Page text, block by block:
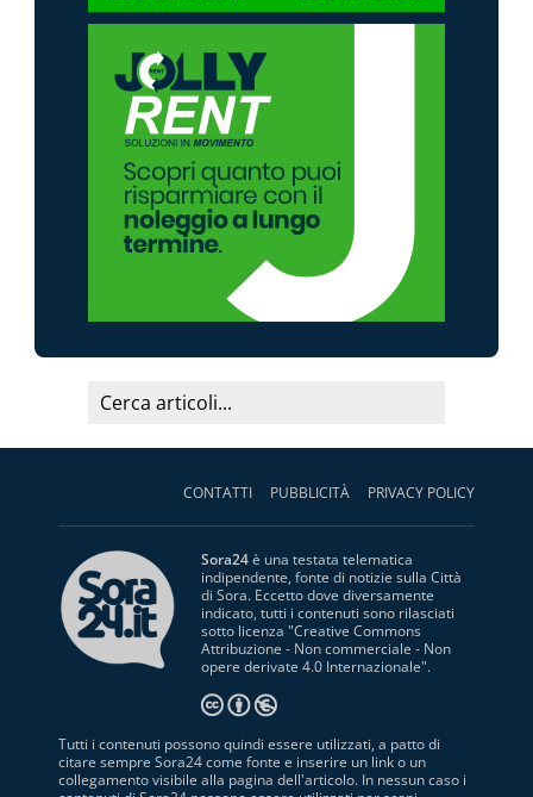
CONTATTI PUBBLICITÀ PRIVACY POLICY
Sora24è una testata telematica
indipendente, fonte di notizie sulla Città
di Sora. Eccetto dove diversamente
indicato, tutti i contenuti sono rilasciati
sotto licenza "Creative Commons
Attribuzione - Non commerciale - Non
opere derivate 4.0 Internazionale".
Tutti i contenuti possono quindi essere utilizzati, a patto di
citare sempre Sora24 come fonte e inserire un link o un
collegamento visibile alla pagina dell'articolo. In nessun caso i